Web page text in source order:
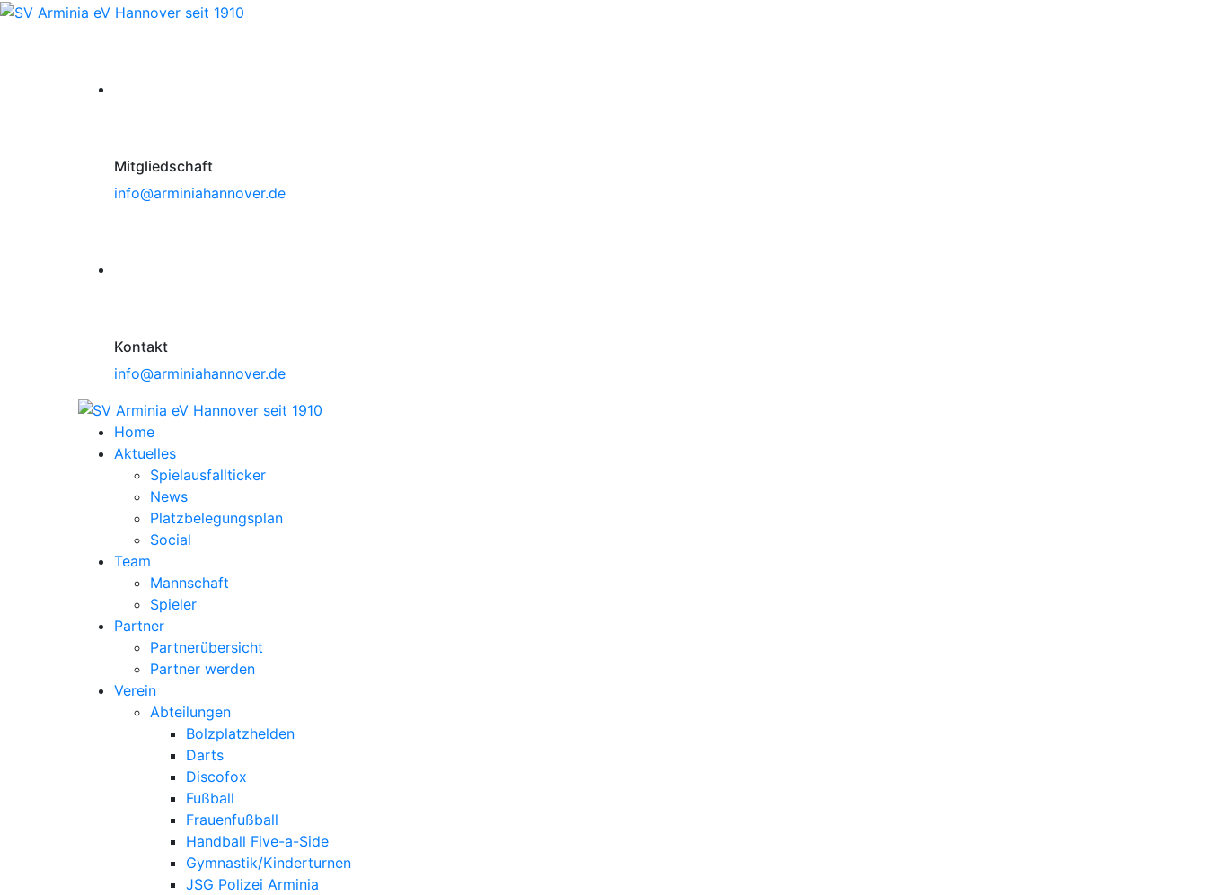
Mitgliedschaft
info@arminiahannover.de
Kontakt
info@arminiahannover.de
Home
Aktuelles
Spielausfallticker
News
Platzbelegungsplan
Social
Team
Mannschaft
Spieler
Partner
Partnerübersicht
Partner werden
Verein
Abteilungen
Bolzplatzhelden
Darts
Discofox
Fußball
Frauenfußball
Handball Five-a-Side
Gymnastik/Kinderturnen
JSG Polizei Arminia